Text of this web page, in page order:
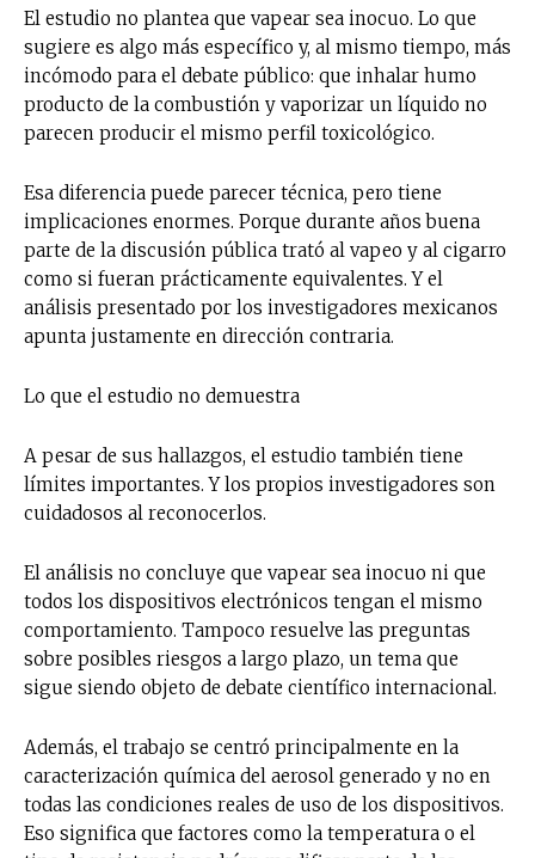
El estudio no plantea que vapear sea inocuo. Lo que
sugiere es algo más específico y, al mismo tiempo, más
incómodo para el debate público: que inhalar humo
producto de la combustión y vaporizar un líquido no
parecen producir el mismo perfil toxicológico.
Esa diferencia puede parecer técnica, pero tiene
implicaciones enormes. Porque durante años buena
parte de la discusión pública trató al vapeo y al cigarro
como si fueran prácticamente equivalentes. Y el
análisis presentado por los investigadores mexicanos
apunta justamente en dirección contraria.
Lo que el estudio no demuestra
A pesar de sus hallazgos, el estudio también tiene
límites importantes. Y los propios investigadores son
cuidadosos al reconocerlos.
El análisis no concluye que vapear sea inocuo ni que
todos los dispositivos electrónicos tengan el mismo
comportamiento. Tampoco resuelve las preguntas
sobre posibles riesgos a largo plazo, un tema que
sigue siendo objeto de debate científico internacional.
Además, el trabajo se centró principalmente en la
caracterización química del aerosol generado y no en
todas las condiciones reales de uso de los dispositivos.
Eso significa que factores como la temperatura o el